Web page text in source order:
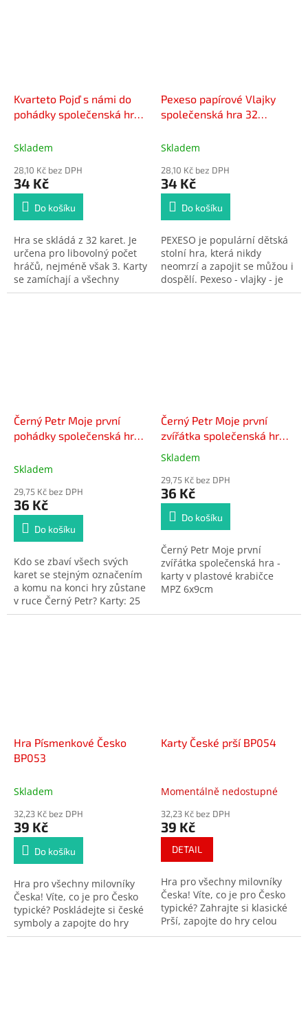
Kvarteto Pojď s námi do
pohádky společenská hra
6x9x1,5cm
Skladem
28,10 Kč bez DPH
34 Kč
Do košíku
Hra se skládá z 32 karet. Je
určena pro libovolný počet
hráčů, nejméně však 3. Karty
se zamíchají a všechny
rozdají mezi hráče. Hráč
Vhodné od 3 let.
Pexeso papírové Vlajky
společenská hra 32
21x30cm
Skladem
28,10 Kč bez DPH
34 Kč
Do košíku
PEXESO je populární dětská
stolní hra, která nikdy
neomrzí a zapojit se můžou i
dospělí. Pexeso - vlajky - je
vhodné pro děti, které se
Černý Petr Moje první
pohádky společenská hra
6x9cm
Skladem
29,75 Kč bez DPH
36 Kč
Do košíku
Kdo se zbaví všech svých
karet se stejným označením
a komu na konci hry zůstane
v ruce Černý Petr? Karty: 25
karet - 12 dvojic označených
Černý Petr Moje první
zvířátka společenská hra -
karty v plastové krabičce
Průměrné
produktu
je
1,0
hvězdiček.
Skladem
29,75 Kč bez DPH
36 Kč
Do košíku
Černý Petr Moje první
zvířátka společenská hra -
karty v plastové krabičce
MPZ 6x9cm
Hra Písmenkové Česko
BP053
Skladem
32,23 Kč bez DPH
39 Kč
Do košíku
Hra pro všechny milovníky
Česka! Víte, co je pro Česko
typické? Poskládejte si české
symboly a zapojte do hry
celou rodinu!
Karty České prší BP054
Momentálně nedostupné
32,23 Kč bez DPH
39 Kč
DETAIL
Hra pro všechny milovníky
Česka! Víte, co je pro Česko
typické? Zahrajte si klasické
Prší, zapojte do hry celou
rodinu a zopakujte si naše